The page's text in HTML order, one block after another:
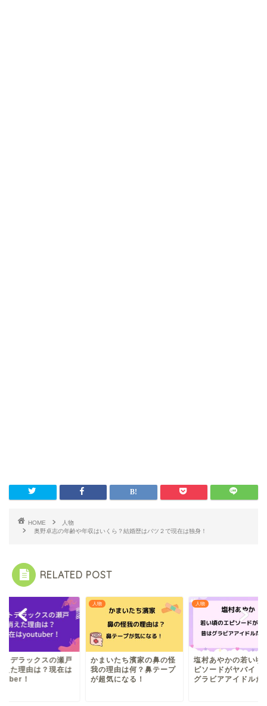
HOME
人物
奥野卓志の年齢や年収はいくら？結婚歴はバツ２で現在は独身！
RELATED POST
トデラックスの瀬戸
えた理由は？現在は
！
人物
かまいたち濱家の鼻の怪
我の理由は何？鼻テープ
が超気になる！
人物
塩村あやかの若い頃
ピソードがヤバイ！
グラビアアイドルだ